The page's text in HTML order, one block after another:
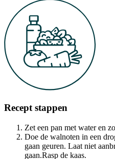
Recept stappen
Zet een pan met water en
Doe de walnoten in een
gaan geuren. Laat niet
gaan.Rasp de kaas.